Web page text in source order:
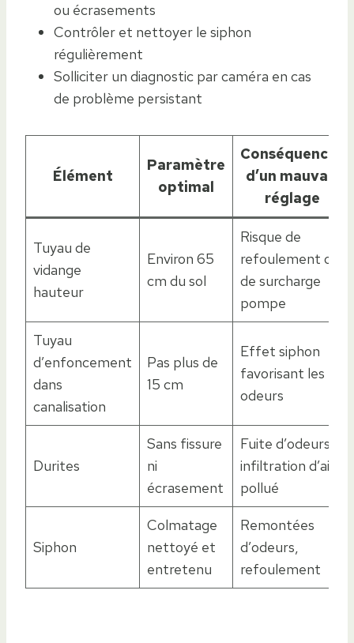
ou écrasements
Contrôler et nettoyer le siphon
régulièrement
Solliciter un diagnostic par caméra en cas
de problème persistant
Élément
Paramètre
optimal
Conséquences
d’un mauvais
réglage
Tuyau de
vidange
hauteur
Environ 65
cm du sol
Risque de
refoulement ou
de surcharge
pompe
Tuyau
d’enfoncement
dans
canalisation
Pas plus de
15 cm
Effet siphon
favorisant les
odeurs
Durites
Sans fissure
ni
écrasement
Fuite d’odeurs,
infiltration d’air
pollué
Siphon
Colmatage
nettoyé et
entretenu
Remontées
d’odeurs,
refoulement